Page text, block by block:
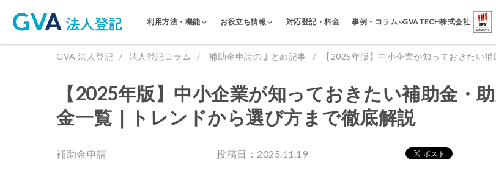
利用方法・機能 お役立ち情報 対応登記・料金 事例・コラム GVA TECH株式会社
GVA 法人登記 法人登記コラム 補助金申請のまとめ記事 【2025年版】中小企業が知っておきたい
【2025年版】中小企業が知っておきたい補助金・
金一覧｜トレンドから選び方まで徹底解説
補助金申請 投稿日：2025.11.19